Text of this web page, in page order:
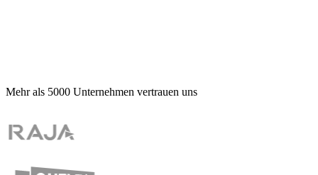
Mehr als 5000 Unternehmen vertrauen uns